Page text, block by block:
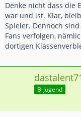
Denke nicht dass die
war und ist. Klar,
Spieler. Dennoch
Fans verfolgen,
dortigen
B-Jugend